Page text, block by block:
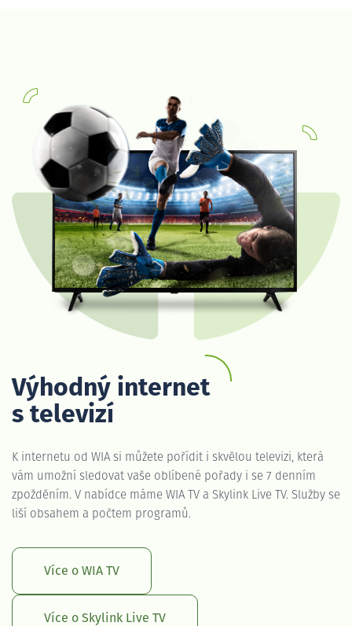
Výhodný internet
s televizí
K internetu od WIA si můžete pořídit i skvělou televizi, která
vám umožní sledovat vaše oblíbené pořady i se 7 denním
zpožděním. V nabídce máme WIA TV a Skylink Live TV. Služby se
liší obsahem a počtem programů.
Více o WIA TV
Více o Skylink Live TV